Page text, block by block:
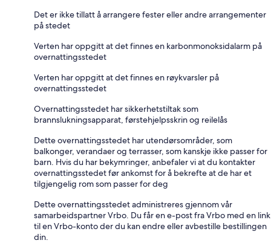
Det er ikke tillatt å arrangere fester eller andre arrangementer
på stedet
Verten har oppgitt at det finnes en karbonmonoksidalarm på
overnattingsstedet
Verten har oppgitt at det finnes en røykvarsler på
overnattingsstedet
Overnattingsstedet har sikkerhetstiltak som
brannslukningsapparat, førstehjelpsskrin og reilelås
Dette overnattingsstedet har utendørsområder, som
balkonger, verandaer og terrasser, som kanskje ikke passer for
barn. Hvis du har bekymringer, anbefaler vi at du kontakter
overnattingsstedet før ankomst for å bekrefte at de har et
tilgjengelig rom som passer for deg
Dette overnattingsstedet administreres gjennom vår
samarbeidspartner Vrbo. Du får en e-post fra Vrbo med en link
til en Vrbo-konto der du kan endre eller avbestille bestillingen
din.